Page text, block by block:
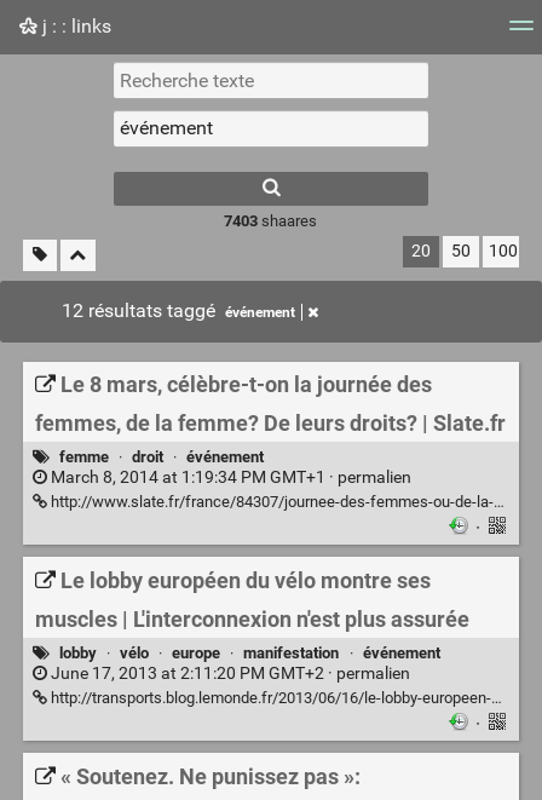
j : : links
Nuage de tags Mur d'images
7403 shaares
20 50 100
12 résultats taggé événement
Le 8 mars, célèbre-t-on la journée des
femmes, de la femme? De leurs droits? | Slate.fr
femme · droit · événement
March 8, 2014 at 1:19:34 PM GMT+1 · permalien
http://www.slate.fr/france/84307/journee-des-femmes-ou-de-la-femme-8-mars
·
Le lobby européen du vélo montre ses
muscles | L'interconnexion n'est plus assurée
lobby · vélo · europe · manifestation · événement
June 17, 2013 at 2:11:20 PM GMT+2 · permalien
http://transports.blog.lemonde.fr/2013/06/16/le-lobby-europeen-du-velo-montre-ses-muscles/
·
« Soutenez. Ne punissez pas »: